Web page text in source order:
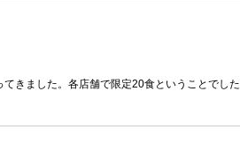
きました。各店舗で限定20食ということでし